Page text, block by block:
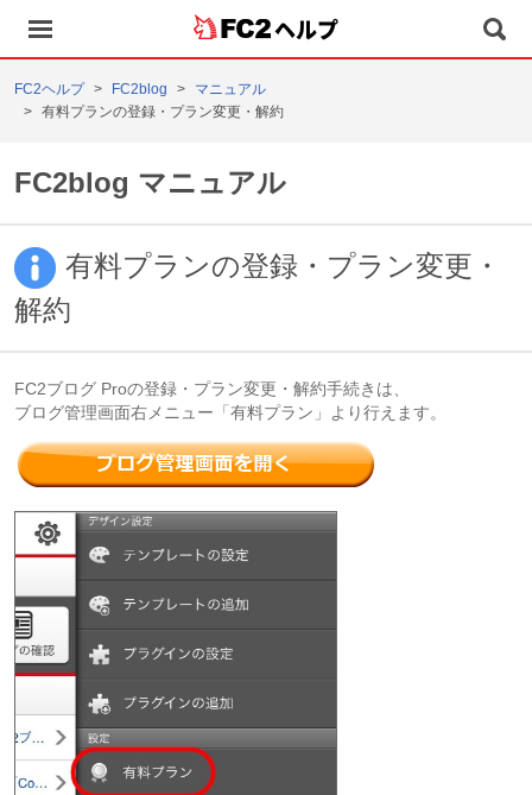
ヘルプ
FC2ヘルプ FC2blog
マニュアル
有料プランの登録・プラン変更・解約
FC2blog マニュアル
有料プランの登録・プラン変更・
解約
FC2ブログ Proの登録・プラン変更・解約手続きは、
ブログ管理画面右メニュー「有料プラン」より行えます。